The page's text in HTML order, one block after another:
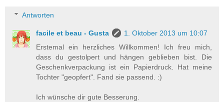
Antworten
facile et beau - Gusta
1. Oktober 2013 um 10:07
Erstemal ein herzliches Willkommen! Ich freu mich,
dass du gestolpert und hängen geblieben bist. Die
Geschenkverpackung ist ein Papierdruck. Hat meine
Tochter "geopfert". Fand sie passend. :)
Ich wünsche dir gute Besserung.